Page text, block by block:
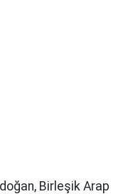
Birleşik Arap